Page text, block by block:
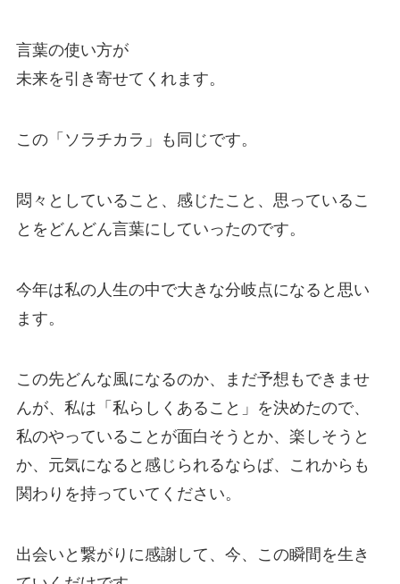
言葉の使い方が
未来を引き寄せてくれます。
この「ソラチカラ」も同じです。
悶々としていること、感じたこと、思っているこ
とをどんどん言葉にしていったのです。
今年は私の人生の中で大きな分岐点になると思い
ます。
この先どんな風になるのか、まだ予想もできませ
んが、私は「私らしくあること」を決めたので、
私のやっていることが面白そうとか、楽しそうと
か、元気になると感じられるならば、これからも
関わりを持っていてください。
出会いと繋がりに感謝して、今、この瞬間を生き